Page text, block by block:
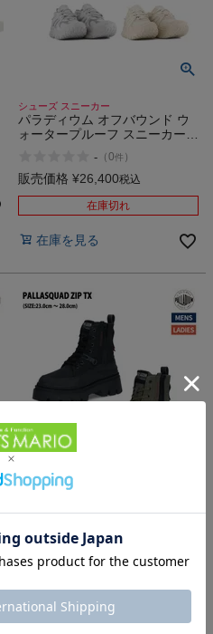
シューズ スニーカー
パラディウム オフバウンド ウ
ォータープルーフ スニーカー
PALLADIUM OFFBOUND
FLAME WP+ 79537
- （0件 ）
販売価格 ¥26,400税込
在庫切れ
在庫を見る
パラディウム ブーツ 靴 紐靴 シ
ューズ スニーカー PALLADIUM
PALLASQUAD ZIP TX 99532
販売価格 ¥ 17,820
在庫切れ